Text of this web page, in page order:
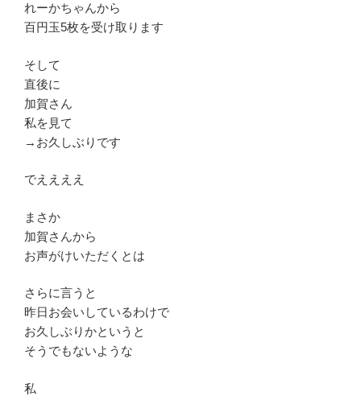
れーかちゃんから
百円玉5枚を受け取ります
そして
直後に
加賀さん
私を見て
→お久しぶりです
でええええ
まさか
加賀さんから
お声がけいただくとは
さらに言うと
昨日お会いしているわけで
お久しぶりかというと
そうでもないような
私